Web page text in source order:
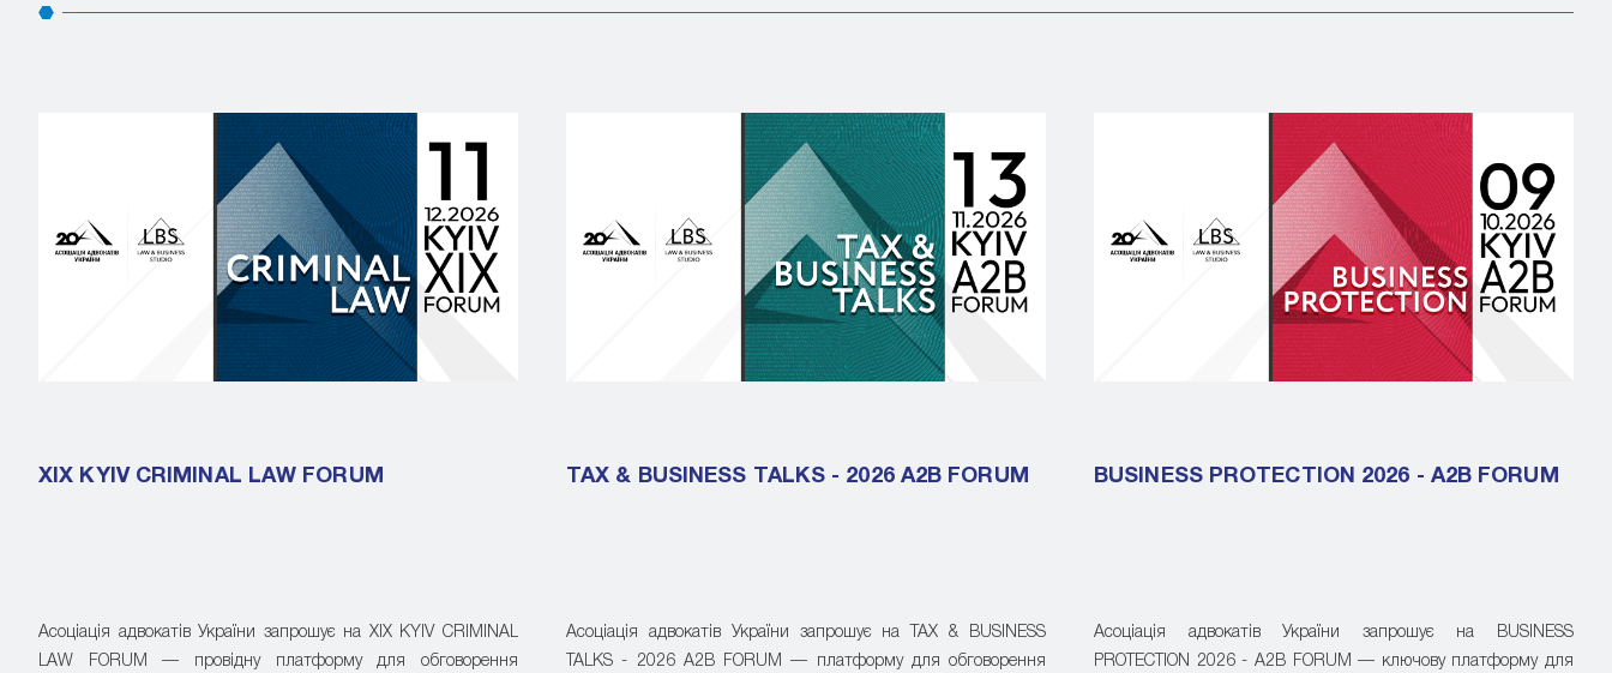
XIX KYIV CRIMINAL LAW FORUM
Асоціація адвокатів України запрошує на XIX KYIV CRIMINAL
LAW FORUM — провідну платформу для обговорення
TAX & BUSINESS TALKS - 2026 A2B FORUM
Асоціація адвокатів України запрошує на TAX & BUSINESS
TALKS - 2026 A2B FORUM — платформу для обговорення
BUSINESS PROTECTION 2026 - A2B FORUM
Асоціація адвокатів України запрошує на BUSINESS
PROTECTION 2026 - A2B FORUM — ключову платформу для